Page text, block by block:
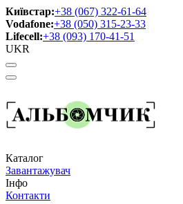
Київстар:+38 (067) 322-61-64
Vodafone:+38 (050) 315-23-33
Lifecell:+38 (093) 170-41-51
UKR
Каталог
Завантажувач
Інфо
Контакти